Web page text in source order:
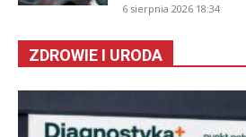
6 sierpnia 2026 18:34
ZDROWIE I URODA